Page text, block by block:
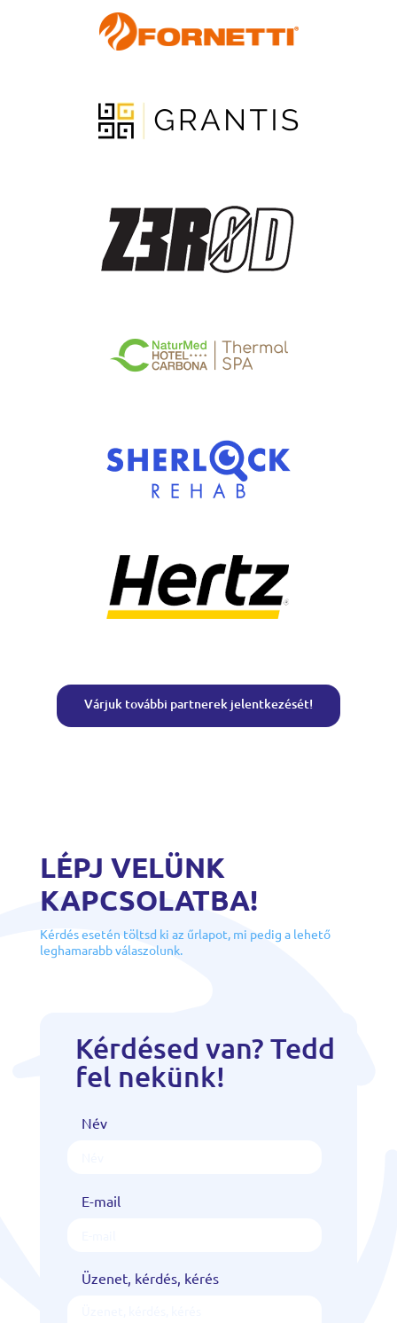
Várjuk további partnerek jelentkezését!
LÉPJ VELÜNK
KAPCSOLATBA!
Kérdés esetén töltsd ki az űrlapot, mi pedig a lehető
leghamarabb válaszolunk.
Kérdésed van? Tedd
fel nekünk!
Név
E-mail
Üzenet, kérdés, kérés